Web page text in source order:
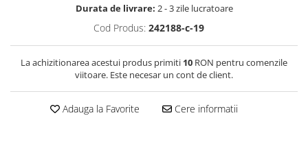
Durata de livrare: 2 - 3 zile lucratoare
Cod Produs: 242188-c-19
La achizitionarea acestui produs primiti 10 RON pentru comenzile
viitoare. Este necesar un cont de client.
Adauga la Favorite Cere informatii